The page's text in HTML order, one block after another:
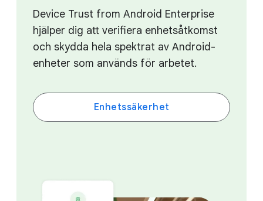
Device Trust from Android Enterprise
hjälper dig att verifiera enhetsåtkomst
och skydda hela spektrat av Android-
enheter som används för arbetet.
Enhetssäkerhet